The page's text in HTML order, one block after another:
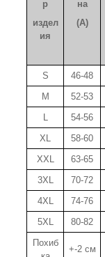
р
издел
ия
на
(A)
S 46-48
M
52-53
L
54-56
XL
58-60
XXL
63-65
3XL
70-72
4XL
74-76
5XL
80-82
Похиб
+-2 см